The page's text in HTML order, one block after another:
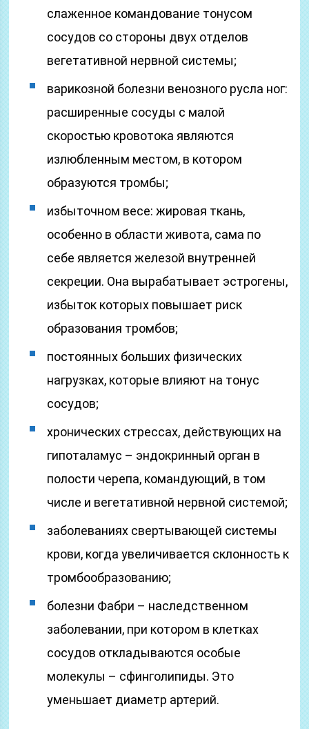
слаженное командование тонусом
сосудов со стороны двух отделов
вегетативной нервной системы;
варикозной болезни венозного русла ног:
расширенные сосуды с малой
скоростью кровотока являются
излюбленным местом, в котором
образуются тромбы;
избыточном весе: жировая ткань,
особенно в области живота, сама по
себе является железой внутренней
секреции. Она вырабатывает эстрогены,
избыток которых повышает риск
образования тромбов;
постоянных больших физических
нагрузках, которые влияют на тонус
сосудов;
хронических стрессах, действующих на
гипоталамус – эндокринный орган в
полости черепа, командующий, в том
числе и вегетативной нервной системой;
заболеваниях свертывающей системы
крови, когда увеличивается склонность к
тромбообразованию;
болезни Фабри – наследственном
заболевании, при котором в клетках
сосудов откладываются особые
молекулы – сфинголипиды. Это
уменьшает диаметр артерий.